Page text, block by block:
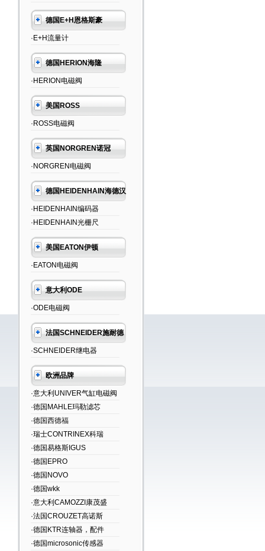
德国E+H恩格斯豪
·E+H流量计
德国HERION海隆
·HERION电磁阀
美国ROSS
·ROSS电磁阀
英国NORGREN诺冠
·NORGREN电磁阀
德国HEIDENHAIN海德汉
·HEIDENHAIN编码器
·HEIDENHAIN光栅尺
美国EATON伊顿
·EATON电磁阀
意大利ODE
·ODE电磁阀
法国SCHNEIDER施耐德
·SCHNEIDER继电器
欧洲品牌
·意大利UNIVER气缸电磁阀
·德国MAHLE玛勒滤芯
·德国西德福
·瑞士CONTRINEX科瑞
·德国易格斯IGUS
·德国EPRO
·德国NOVO
·德国wkk
·意大利CAMOZZI康茂盛
·法国CROUZET高诺斯
·德国KTR连轴器，配件
·德国microsonic传感器